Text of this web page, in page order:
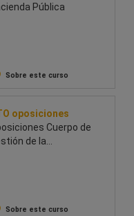
Pública
Sobre este curso
oposiciones
Cuerpo de
de la
Sobre este curso